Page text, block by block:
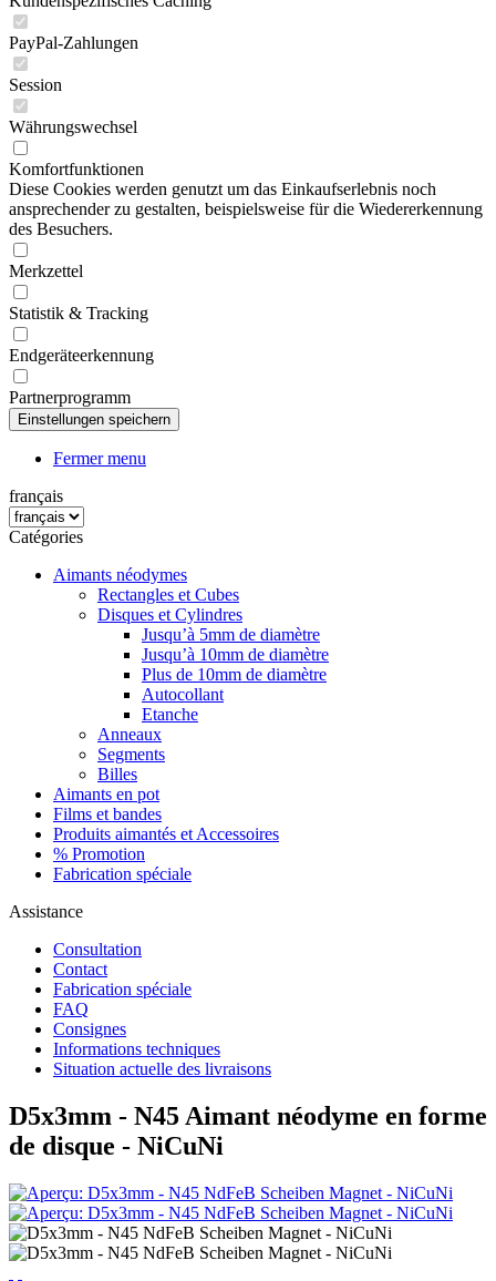
PayPal-Zahlungen
Session
Währungswechsel
Komfortfunktionen
Diese Cookies werden genutzt um das Einkaufserlebnis noch
ansprechender zu gestalten, beispielsweise für die Wiedererkennung
des Besuchers.
Merkzettel
Statistik & Tracking
Endgeräteerkennung
Partnerprogramm
Fermer menu
français
Catégories
Aimants néodymes
Rectangles et Cubes
Disques et Cylindres
Jusqu’à 5mm de diamètre
Jusqu’à 10mm de diamètre
Plus de 10mm de diamètre
Autocollant
Etanche
Anneaux
Segments
Billes
Aimants en pot
Films et bandes
Produits aimantés et Accessoires
% Promotion
Fabrication spéciale
Assistance
Consultation
Contact
Fabrication spéciale
FAQ
Consignes
Informations techniques
Situation actuelle des livraisons
D5x3mm - N45 Aimant néodyme en forme
de disque - NiCuNi